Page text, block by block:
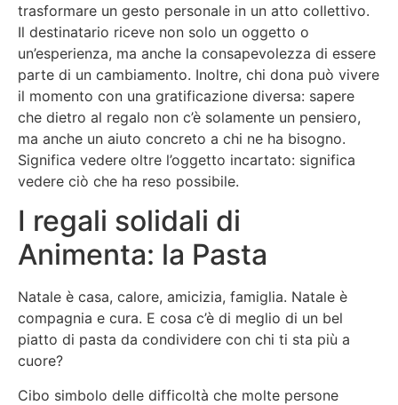
trasformare un gesto personale in un atto collettivo.
Il destinatario riceve non solo un oggetto o
un’esperienza, ma anche la consapevolezza di essere
parte di un cambiamento. Inoltre, chi dona può vivere
il momento con una gratificazione diversa: sapere
che dietro al regalo non c’è solamente un pensiero,
ma anche un aiuto concreto a chi ne ha bisogno.
Significa vedere oltre l’oggetto incartato: significa
vedere ciò che ha reso possibile.
I regali solidali di
Animenta: la Pasta
Natale è casa, calore, amicizia, famiglia. Natale è
compagnia e cura. E cosa c’è di meglio di un bel
piatto di pasta da condividere con chi ti sta più a
cuore?
Cibo simbolo delle difficoltà che molte persone